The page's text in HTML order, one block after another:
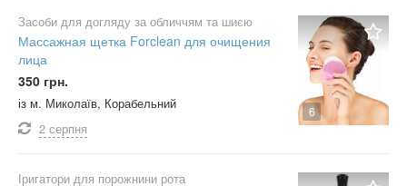
6
Засоби для догляду за обличчям та шиєю
Массажная щетка Forclean для очищения
лица
350 грн.
із м. Миколаїв, Корабельний
2 серпня
Іригатори для порожнини рота